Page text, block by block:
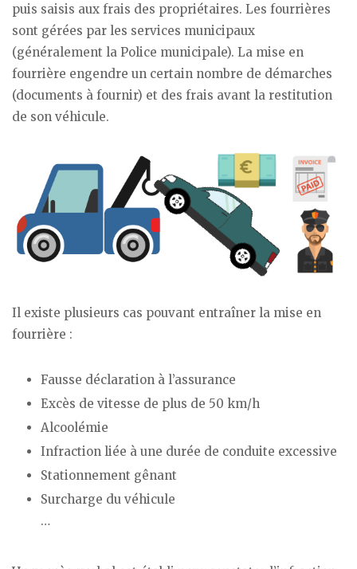
puis saisis aux frais des propriétaires. Les fourrières
sont gérées par les services municipaux
(généralement la Police municipale). La mise en
fourrière engendre un certain nombre de démarches
(documents à fournir) et des frais avant la restitution
de son véhicule.
Il existe plusieurs cas pouvant entraîner la mise en
fourrière :
Fausse déclaration à l’assurance
Excès de vitesse de plus de 50 km/h
Alcoolémie
Infraction liée à une durée de conduite excessive
Stationnement gênant
Surcharge du véhicule
…